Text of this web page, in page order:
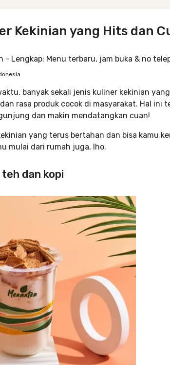
Kekinian yang Hits dan
banyak sekali jenis kuliner kekinian
rasa produk cocok di masyarakat. Hal ini
dan makin mendatangkan cuan!
yang terus bertahan dan bisa kamu
mulai dari rumah juga, lho.
teh dan kopi